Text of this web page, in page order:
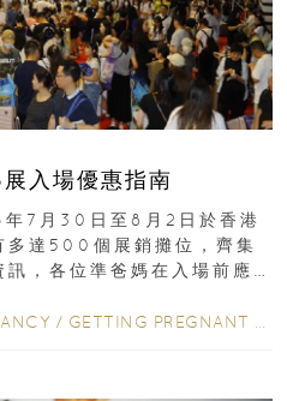
入場優惠指南
7月30日至8月2日於香港
多達500個展銷攤位，齊集
，各位準爸媽在入場前應
/ GETTING PREGNANT